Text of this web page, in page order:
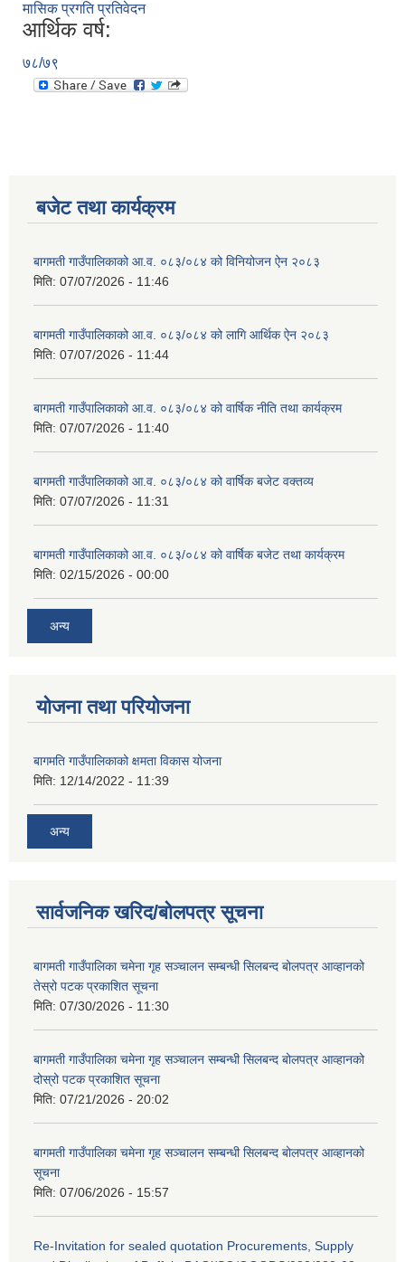
मासिक प्रगति प्रतिवेदन
आर्थिक वर्ष:
७८/७९
बजेट तथा कार्यक्रम
बागमती गाउँपालिकाको आ.व. ०८३/०८४ को विनियोजन ऐन २०८३
मिति: 07/07/2026 - 11:46
बागमती गाउँपालिकाको आ.व. ०८३/०८४ को लागि आर्थिक ऐन २०८३
मिति: 07/07/2026 - 11:44
बागमती गाउँपालिकाको आ.व. ०८३/०८४ को वार्षिक नीति तथा कार्यक्रम
मिति: 07/07/2026 - 11:40
बागमती गाउँपालिकाको आ.व. ०८३/०८४ को वार्षिक बजेट वक्तव्य
मिति: 07/07/2026 - 11:31
बागमती गाउँपालिकाको आ.व. ०८३/०८४ को वार्षिक बजेट तथा कार्यक्रम
मिति: 02/15/2026 - 00:00
अन्य
योजना तथा परियोजना
बागमति गाउँपालिकाको क्षमता विकास योजना
मिति: 12/14/2022 - 11:39
अन्य
सार्वजनिक खरिद/बोलपत्र सूचना
बागमती गाउँपालिका चमेना गृह सञ्चालन सम्बन्धी सिलबन्द बोलपत्र आव्हानको
तेस्रो पटक प्रकाशित सूचना
मिति: 07/30/2026 - 11:30
बागमती गाउँपालिका चमेना गृह सञ्चालन सम्बन्धी सिलबन्द बोलपत्र आव्हानको
दोस्रो पटक प्रकाशित सूचना
मिति: 07/21/2026 - 20:02
बागमती गाउँपालिका चमेना गृह सञ्चालन सम्बन्धी सिलबन्द बोलपत्र आव्हानको
सूचना
मिति: 07/06/2026 - 15:57
Re-Invitation for sealed quotation Procurements, Supply